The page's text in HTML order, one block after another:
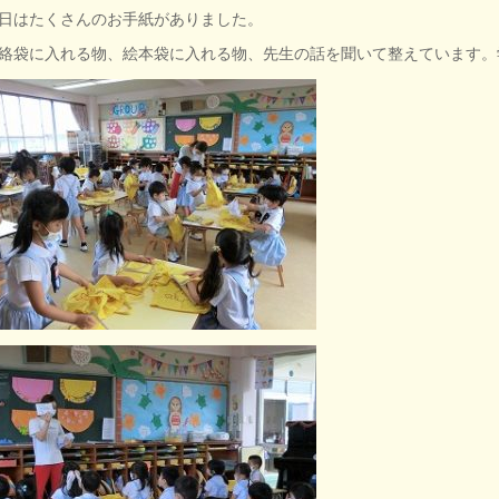
はたくさんのお手紙がありました。
袋に入れる物、絵本袋に入れる物、先生の話を聞いて整えています。